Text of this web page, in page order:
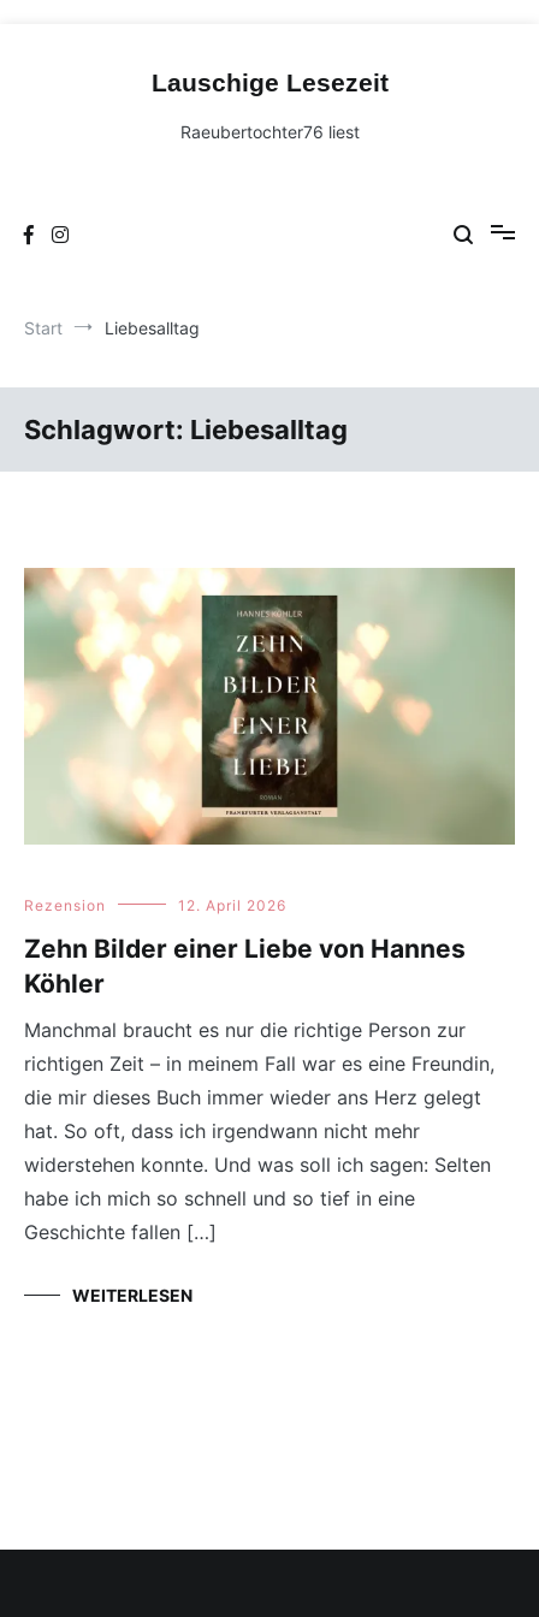
Lauschige Lesezeit
Raeubertochter76 liest
Start Liebesalltag
Schlagwort: Liebesalltag
Rezension 12. April 2026
Zehn Bilder einer Liebe von Hannes
Köhler
Manchmal braucht es nur die richtige Person zur
richtigen Zeit – in meinem Fall war es eine Freundin,
die mir dieses Buch immer wieder ans Herz gelegt
hat. So oft, dass ich irgendwann nicht mehr
widerstehen konnte. Und was soll ich sagen: Selten
habe ich mich so schnell und so tief in eine
Geschichte fallen […]
WEITERLESEN